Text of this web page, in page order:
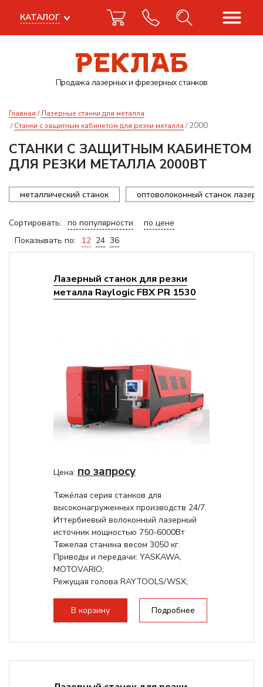
Продажа лазерныхи фрезерных станков
КАТАЛОГ
Главная
Лазерные станки для металла
Станки с защитным кабинетом для резки металла
2000
СТАНКИ С ЗАЩИТНЫМ КАБИНЕТОМ
ДЛЯ РЕЗКИ МЕТАЛЛА 2000ВТ
металлический станок оптоволоконный станок
Сортировать: по популярности
по цене
Показывать по:
12 24 36
Лазерный станок для резки
металла Raylogic FBX PR 1530
Цена: по запросу
Тяжёлая серия станков для
высоконагруженных производств 24/7.
Иттербиевый волоконный лазерный
источник мощностью 750-6000Вт
Тяжелая станина весом 3050 кг.
Приводы и передачи: YASKAWA,
MOTOVARIO;
Режущая голова RAYTOOLS/WSX;
В корзину Подробнее